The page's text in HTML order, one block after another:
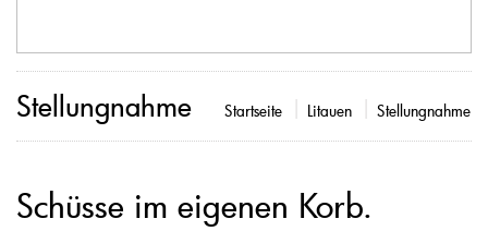
Stellungnahme Startseite Litauen Stellungnahme
Schüsse im eigenen Korb.